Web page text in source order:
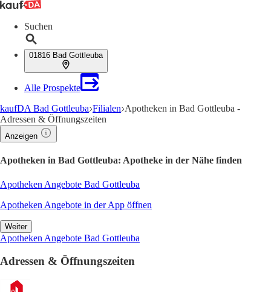
Suchen
01816 Bad Gottleuba
Alle Prospekte
kaufDA Bad Gottleuba Filialen Apotheken in Bad Gottleuba -
Adressen & Öffnungszeiten
Anzeigen
Apotheken in Bad Gottleuba: Apotheke in der Nähe finden
Apotheken Angebote Bad Gottleuba
Apotheken Angebote in der App öffnen
Weiter
Apotheken Angebote Bad Gottleuba
Adressen & Öffnungszeiten